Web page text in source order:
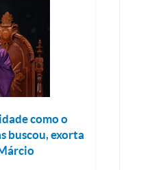
como o
buscou, exorta